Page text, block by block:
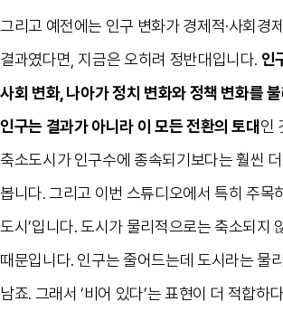
그리고 예전에는 인구 변화가 경제적·사회경
결과였다면, 지금은 오히려 정반대입니다. 인
사회 변화, 나아가 정치 변화와 정책 변화를
인구는 결과가 아니라 이 모든 전환의 토대 인
축소도시가 인구수에 종속되기보다는 훨씬
봅니다. 그리고 이번 스튜디오에서 특히 주목
도시’입니다. 도시가 물리적으로는 축소되지
때문입니다. 인구는 줄어드는데 도시라는 물
남죠. 그래서 ‘비어 있다’는 표현이 더 적합하